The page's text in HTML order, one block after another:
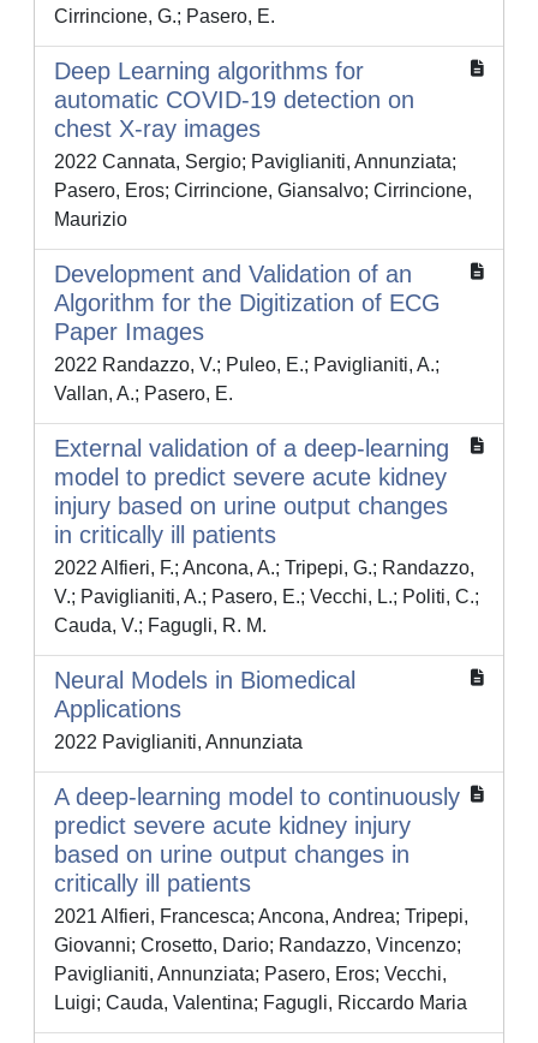
Cirrincione, G.; Pasero, E.
Deep Learning algorithms for
automatic COVID-19 detection on
chest X-ray images
2022 Cannata, Sergio; Paviglianiti, Annunziata;
Pasero, Eros; Cirrincione, Giansalvo; Cirrincione,
Maurizio
Development and Validation of an
Algorithm for the Digitization of ECG
Paper Images
2022 Randazzo, V.; Puleo, E.; Paviglianiti, A.;
Vallan, A.; Pasero, E.
External validation of a deep-learning
model to predict severe acute kidney
injury based on urine output changes
in critically ill patients
2022 Alfieri, F.; Ancona, A.; Tripepi, G.; Randazzo,
V.; Paviglianiti, A.; Pasero, E.; Vecchi, L.; Politi, C.;
Cauda, V.; Fagugli, R. M.
Neural Models in Biomedical
Applications
2022 Paviglianiti, Annunziata
A deep-learning model to continuously
predict severe acute kidney injury
based on urine output changes in
critically ill patients
2021 Alfieri, Francesca; Ancona, Andrea; Tripepi,
Giovanni; Crosetto, Dario; Randazzo, Vincenzo;
Paviglianiti, Annunziata; Pasero, Eros; Vecchi,
Luigi; Cauda, Valentina; Fagugli, Riccardo Maria